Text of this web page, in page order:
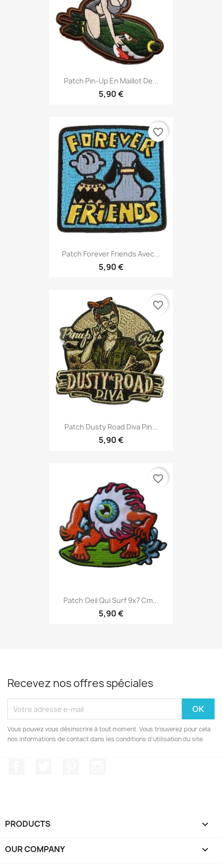
Patch Pin-Up En Maillot De...
5,90 €
Patch Forever Friends Avec...
5,90 €
favorite_border
Patch Dusty Road Diva Pin...
5,90 €
favorite_border
Patch Oeil Qui Surf 9x7 Cm...
5,90 €
favorite_border
Recevez nos offres spéciales
Vous pouvez vous désinscrire à tout moment. Vous trouverez pour cela
nos informations de contact dans les conditions d'utilisation du site.
PRODUCTS 
OUR COMPANY 